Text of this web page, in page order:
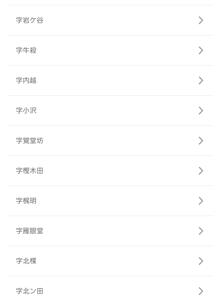
字岩ケ谷
字牛殺
字内越
字小沢
字覚堂坊
字樫木田
字梶明
字雁眼堂
字北楪
字北ン田